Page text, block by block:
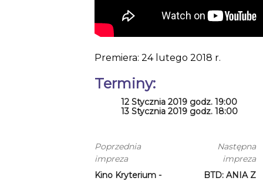
Premiera: 24 lutego 2018 r.
Terminy:
12 Stycznia 2019 godz. 19:00
13 Stycznia 2019 godz. 18:00
Poprzednia
impreza
Kino Kryterium -
Następna
impreza
BTD: ANIA Z